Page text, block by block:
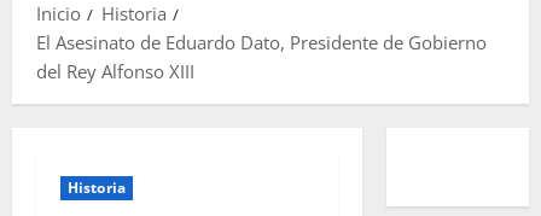
Inicio
Historia
El Asesinato de Eduardo Dato, Presidente de Gobierno
del Rey Alfonso XIII
Historia